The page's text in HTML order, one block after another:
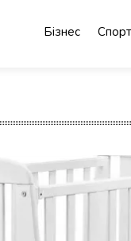
Бізнес Спорт